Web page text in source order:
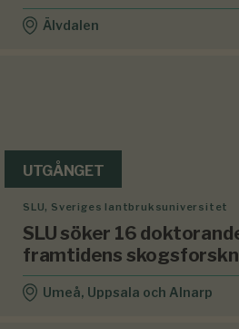
Älvdalen
UTGÅNGET
SLU, Sveriges lantbruksuniversitet
SLU söker 16
framtidens
Umeå, Uppsala och Alnarp